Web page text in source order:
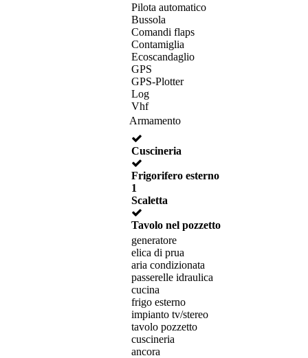
Pilota automatico
Bussola
Comandi flaps
Contamiglia
Ecoscandaglio
GPS
GPS-Plotter
Log
Vhf
Armamento
Cuscineria
Frigorifero esterno
1
Scaletta
Tavolo nel pozzetto
generatore
elica di prua
aria condizionata
passerelle idraulica
cucina
frigo esterno
impianto tv/stereo
tavolo pozzetto
cuscineria
ancora